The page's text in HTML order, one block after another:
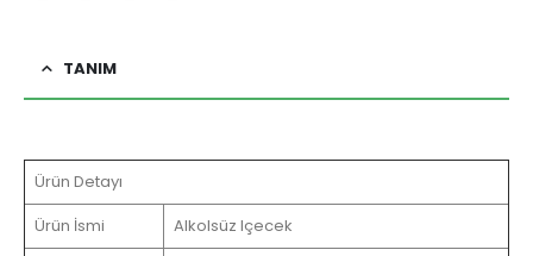
TANIM
Ürün Detayı
Ürün İsmi
Alkolsüz Içecek